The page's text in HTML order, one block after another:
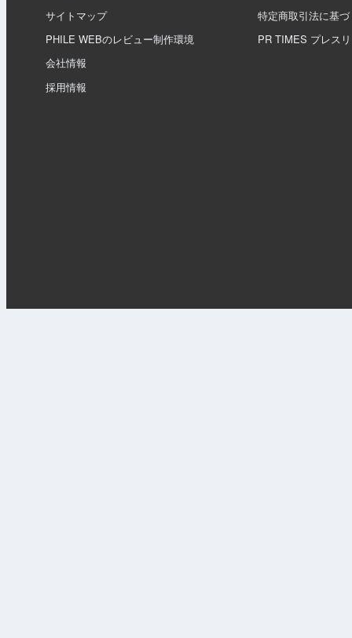
サイトマップ
PHILE WEBのレビュー制作環境
会社情報
採用情報
特定商取引法に基
PR TIMES プレス